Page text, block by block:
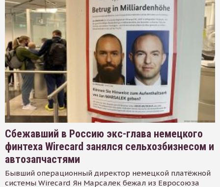
Сбежавший в Россию экс-глава немецкого
финтеха Wirecard занялся сельхозбизнесом и
автозапчастями
Бывший операционный директор немецкой платёжной
системы Wirecard Ян Марсалек бежал из Евросоюза